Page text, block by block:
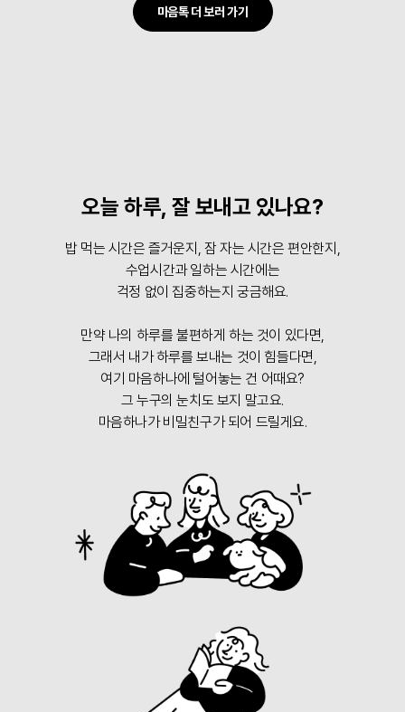
마음톡 더 보러 가기
오늘 하루, 잘 보내고 있나요?
밥 먹는 시간은 즐거운지, 잠 자는 시간은 편안한지,
수업시간과 일하는 시간에는
걱정 없이 집중하는지 궁금해요.
만약 나의 하루를 불편하게 하는 것이 있다면,
그래서 내가 하루를 보내는 것이 힘들다면,
여기 마음하나에 털어놓는 건 어때요?
그 누구의 눈치도 보지 말고요.
마음하나가 비밀친구가 되어 드릴게요.